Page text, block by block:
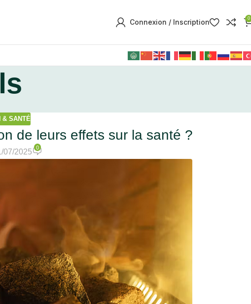
Connexion / Inscription 0
& SANTÉ
de leurs effets sur la santé ?
07/2025
0